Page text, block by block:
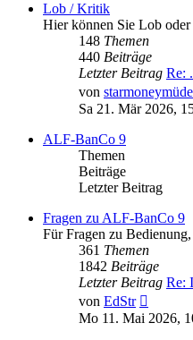
Lob / Kritik
Hier können Sie Lob
148 Themen
440 Beiträge
Letzter Beitrag Re:
von starmoneymüde
Sa 21. Mär 2026,
ALF-BanCo 9
Themen
Beiträge
Letzter Beitrag
Fragen zu ALF-BanCo 9
Für Fragen zu
361 Themen
1842 Beiträge
Letzter Beitrag Re:
von EdStr
Beitrag
Mo 11. Mai 2026,